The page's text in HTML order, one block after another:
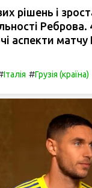
рішень і
Реброва.
аспекти матчу
Італія #Грузія (країна)